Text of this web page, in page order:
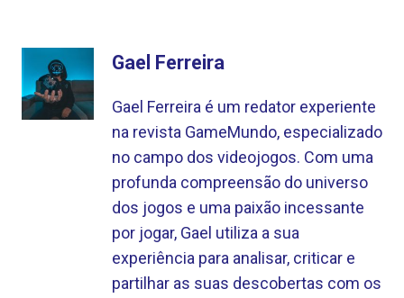
Gael Ferreira
Gael Ferreira é um redator experiente
na revista GameMundo, especializado
no campo dos videojogos. Com uma
profunda compreensão do universo
dos jogos e uma paixão incessante
por jogar, Gael utiliza a sua
experiência para analisar, criticar e
partilhar as suas descobertas com os